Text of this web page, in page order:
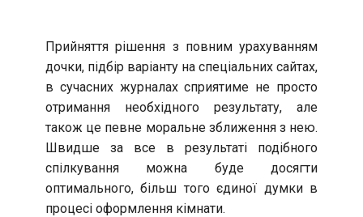
Прийняття рішення з повним урахуванням
дочки, підбір варіанту на спеціальних сайтах,
в сучасних журналах сприятиме не просто
отримання необхідного результату, але
також це певне моральне зближення з нею.
Швидше за все в результаті подібного
спілкування можна буде досягти
оптимального, більш того єдиної думки в
процесі оформлення кімнати.